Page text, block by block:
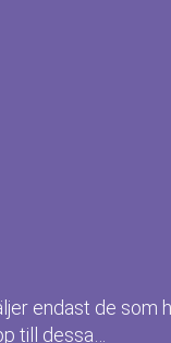
endast de som
till dessa…